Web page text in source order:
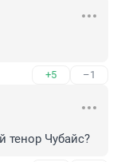
+5 –1
тенор Чубайс?